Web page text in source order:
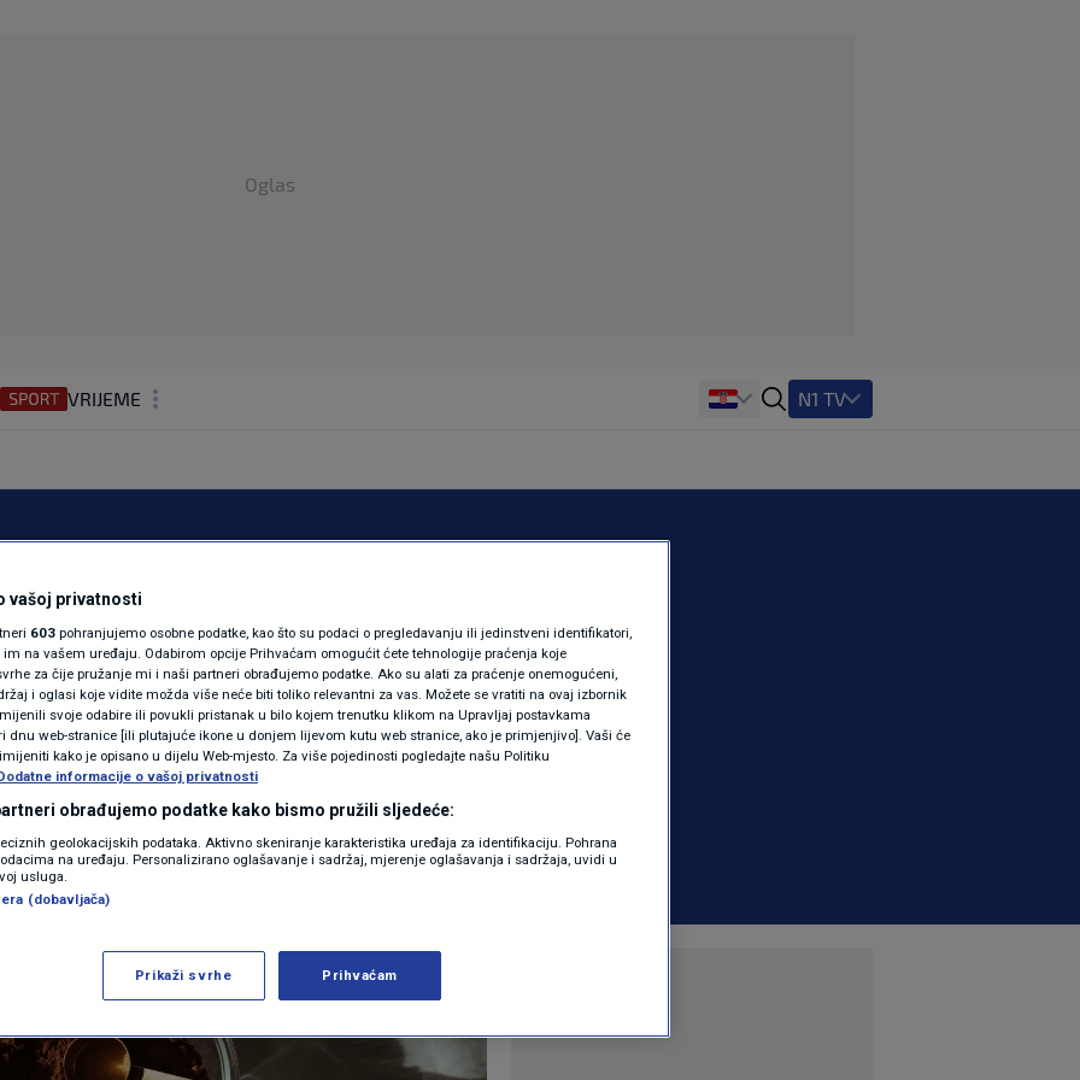
Oglas
VRIJEME
REGIJA
MAGAZIN
KOLUMNE
N1(DIS)INFO
KLIMATSKE PROMJENE
FOTO
VIDEO
N1 TV
i kakaa otišle
čeka?
EKONOMIJA 0 komentara
Više
vašoj privatnosti
603 pohranjujemo osobne podatke, kao što su podaci o pregledavanju ili jedinstveni identifikatori,
na vašem uređaju. Odabirom opcije Prihvaćam omogućit ćete tehnologije praćenja koje
za čije pružanje mi i naši partneri obrađujemo podatke. Ako su alati za praćenje onemogućeni,
i oglasi koje vidite možda više neće biti toliko relevantni za vas. Možete se vratiti na ovaj izbornik
svoje odabire ili povukli pristanak u bilo kojem trenutku klikom na Upravljaj postavkama
dnu web-stranice [ili plutajuće ikone u donjem lijevom kutu web stranice, ako je primjenjivo]. Vaši će
kako je opisano u dijelu Web-mjesto. Za više pojedinosti pogledajte našu Politiku
informacije o vašoj privatnosti
obrađujemo podatke kako bismo pružili sljedeće:
geolokacijskih podataka. Aktivno skeniranje karakteristika uređaja za identifikaciju. Pohrana
na uređaju. Personalizirano oglašavanje i sadržaj, mjerenje oglašavanja i sadržaja, uvidi u
usluga.
(dobavljača)
Prikaži svrhe Prihvaćam